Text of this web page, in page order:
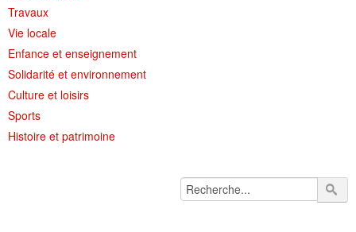
Travaux
Vie locale
Enfance et enseignement
Solidarité et environnement
Culture et loisirs
Sports
Histoire et patrimoine